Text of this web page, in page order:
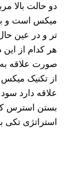
دو حالت بالا
میکس است و
تر و در عین
هر کدام از این
صورت علاقه
از تکنیک
علاقه دارد
بستن استرس
استراتژی تکی